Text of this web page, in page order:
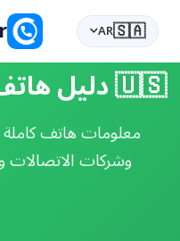
🇸🇦
AR
🇺🇸 دليل هاتف: الولايات المتحدة
معلومات هاتف كاملة
وشركات الاتصالات